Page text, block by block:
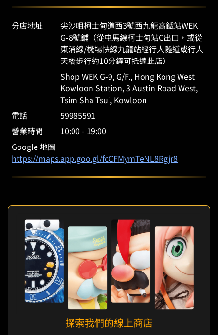
分店地址
尖沙咀柯士甸道西3號西九龍高鐵站WEK
G-8號鋪（從屯馬線柯士甸站C出口，或從
東涌線/機場快線九龍站經行人隧道或行人
天橋步行約10分鐘可抵達此店）
Shop WEK G-9, G/F., Hong Kong West
Kowloon Station, 3 Austin Road West,
Tsim Sha Tsui, Kowloon
電話
59985591
營業時間
10:00 - 19:00
Google 地圖
https://maps.app.goo.gl/fcCFMymTeNL8Rgjr8
探索我們的線上商店